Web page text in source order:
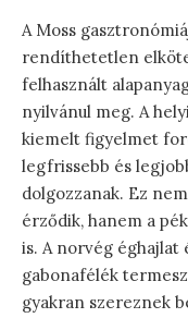
A Moss
rendíthetetlen
felhasznált
nyilvánul meg. A
kiemelt figyelmet
legfrissebb és
dolgozzanak. Ez
érződik, hanem a
is. A norvég
gabonafélék
gyakran szereznek